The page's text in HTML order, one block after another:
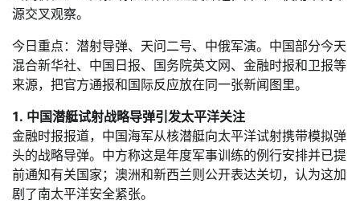
源交叉观察。
今日重点：潜射导弹、天问二号、中俄军演。中国部分今天
混合新华社、中国日报、国务院英文网、金融时报和卫报等
来源，把官方通报和国际反应放在同一张新闻图里。
1. 中国潜艇试射战略导弹引发太平洋关注
金融时报报道，中国海军从核潜艇向太平洋试射携带模拟弹
头的战略导弹。中方称这是年度军事训练的例行安排并已提
前通知有关国家；澳洲和新西兰则公开表达关切，认为这加
剧了南太平洋安全紧张。